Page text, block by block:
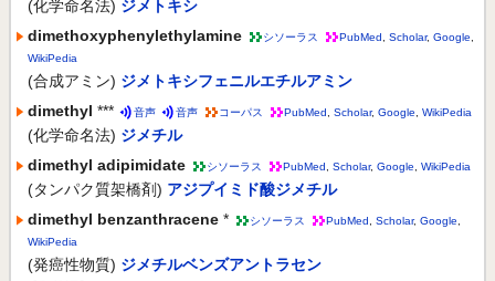
(化学命名法) ジメトキシ
dimethoxyphenylethylamine
シソーラス PubMed Scholar, Google
WikiPedia
(合成アミン) ジメトキシフェニルエチルアミン
dimethyl *** 音声 音声 コーパス PubMed Scholar, Google WikiPedia
(化学命名法) ジメチル
dimethyl adipimidate
シソーラス PubMed Scholar, Google WikiPedia
(タンパク質架橋剤) アジプイミド酸ジメチル
dimethyl benzanthracene * シソーラス PubMed Scholar, Google
WikiPedia
(発癌性物質) ジメチルベンズアントラセン